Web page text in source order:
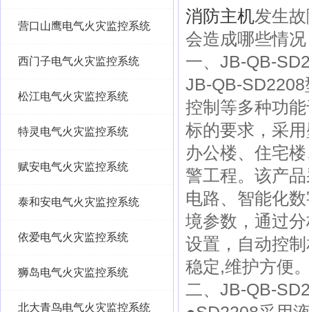
营口山鹰电气火灾监控系统
西门子电气火灾监控系统
松江电气火灾监控系统
特灵电气火灾监控系统
赋安电气火灾监控系统
泰和安电气火灾监控系统
依爱电气火灾监控系统
狮岛电气火灾监控系统
北大青鸟电气火灾监控系统
消防主机发生
会造成哪些情
一、JB-QB-
JB-QB-SD2208
控制等多种功
标的要求，采
办公楼、住宅
警工程。该产
电路、智能化
境参数，通过
设置，自动控
稳定,维护方便
二、JB-QB-